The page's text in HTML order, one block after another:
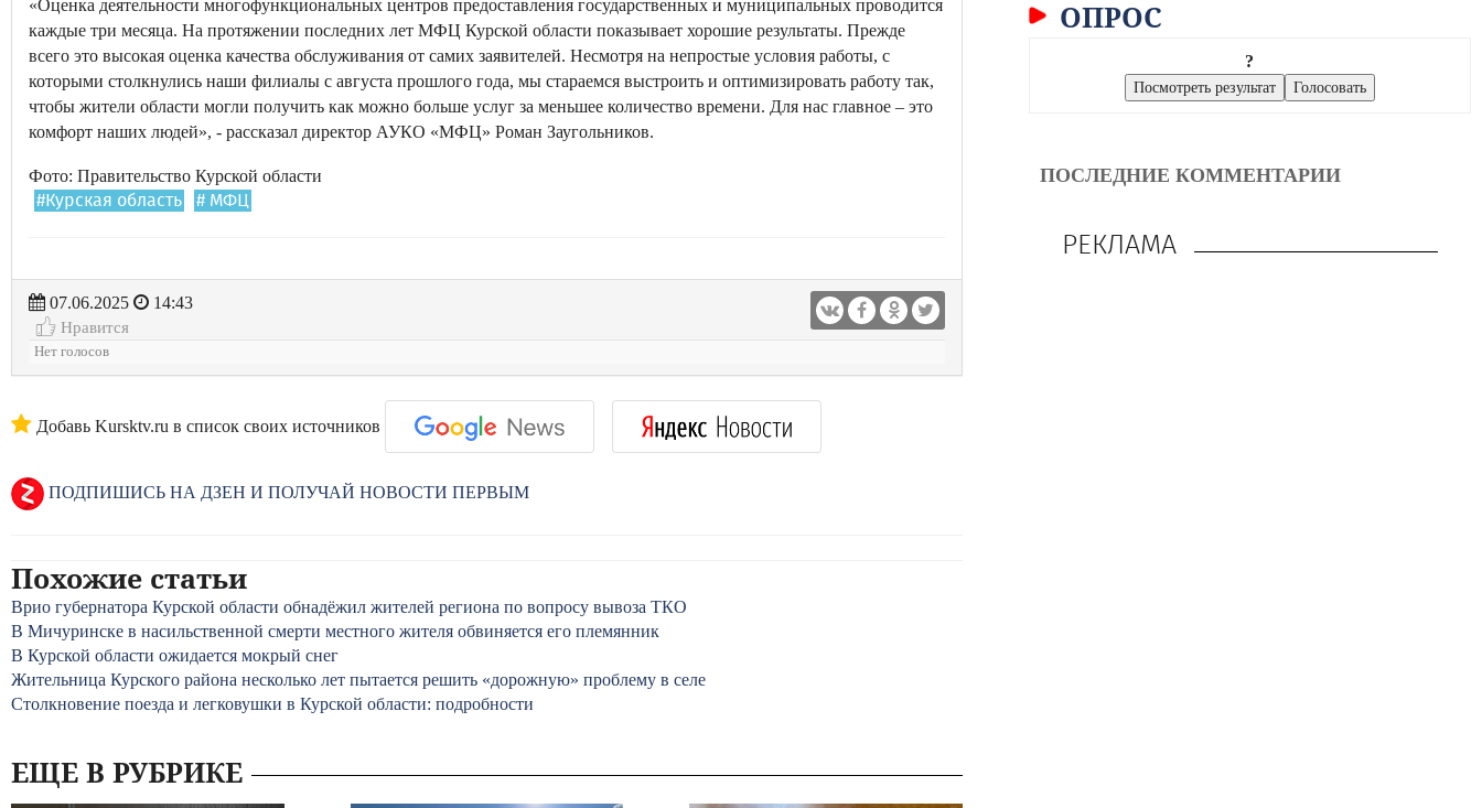
«Оценка деятельности многофункциональных центров предоставления государственных и муниципальных проводится
каждые три месяца. На протяжении последних лет МФЦ Курской области показывает хорошие результаты. Прежде
всего это высокая оценка качества обслуживания от самих заявителей. Несмотря на непростые условия работы, с
которыми столкнулись наши филиалы с августа прошлого года, мы стараемся выстроить и оптимизировать работу так,
чтобы жители области могли получить как можно больше услуг за меньшее количество времени. Для нас главное – это
комфорт наших людей», - рассказал директор АУКО «МФЦ» Роман Заугольников.
Фото: Правительство Курской области
#Курская область # МФЦ
07.06.2025
14:43
Нравится
Нет голосов
Добавь Kursktv.ru в список своих источников
ПОДПИШИСЬ НА ДЗЕН И ПОЛУЧАЙ НОВОСТИ ПЕРВЫМ
Похожие статьи
Врио губернатора Курской области обнадёжил жителей региона по вопросу вывоза ТКО
В Мичуринске в насильственной смерти местного жителя обвиняется его племянник
В Курской области ожидается мокрый снег
Жительница Курского района несколько лет пытается решить «дорожную» проблему в селе
Столкновение поезда и легковушки в Курской области: подробности
ЕЩЕ В РУБРИКЕ
ОПРОС
?
ПОСЛЕДНИЕ КОММЕНТАРИИ
РЕКЛАМА